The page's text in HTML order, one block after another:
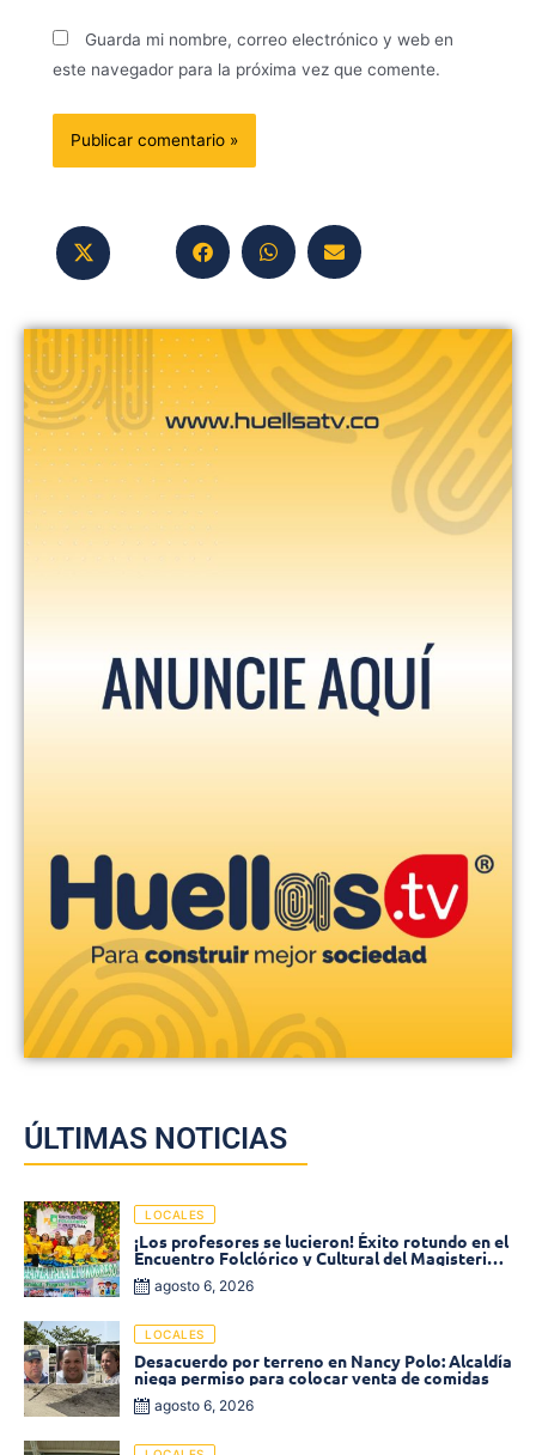
Guarda mi nombre, correo electrónico y web en
este navegador para la próxima vez que comente.
ÚLTIMAS NOTICIAS
LOCALES
¡Los profesores se lucieron! Éxito rotundo en el
Encuentro Folclórico y Cultural del Magisterio
2026 en Ciénaga
agosto 6, 2026
LOCALES
Desacuerdo por terreno en Nancy Polo: Alcaldía
niega permiso para colocar venta de comidas
agosto 6, 2026